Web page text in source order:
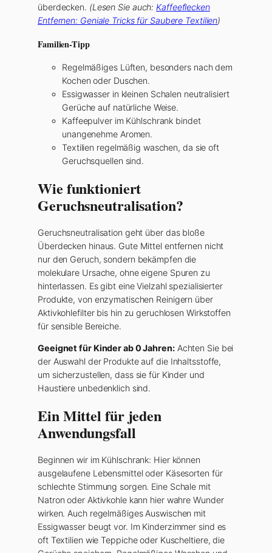
überdecken. (Lesen Sie auch: Kaffeeflecken
Entfernen: Geniale Tricks für Saubere Textilien)
Familien-Tipp
Regelmäßiges Lüften, besonders nach dem
Kochen oder Duschen.
Essigwasser in kleinen Schalen neutralisiert
Gerüche auf natürliche Weise.
Kaffeepulver im Kühlschrank bindet
unangenehme Aromen.
Textilien regelmäßig waschen, da sie oft
Geruchsquellen sind.
Wie funktioniert
Geruchsneutralisation?
Geruchsneutralisation geht über das bloße
Überdecken hinaus. Gute Mittel entfernen nicht
nur den Geruch, sondern bekämpfen die
molekulare Ursache, ohne eigene Spuren zu
hinterlassen. Es gibt eine Vielzahl spezialisierter
Produkte, von enzymatischen Reinigern über
Aktivkohlefilter bis hin zu geruchlosen Wirkstoffen
für sensible Bereiche.
Geeignet für Kinder ab 0 Jahren:Achten Sie bei
der Auswahl der Produkte auf die Inhaltsstoffe,
um sicherzustellen, dass sie für Kinder und
Haustiere unbedenklich sind.
Ein Mittel für jeden
Anwendungsfall
Beginnen wir im Kühlschrank: Hier können
ausgelaufene Lebensmittel oder Käsesorten für
schlechte Stimmung sorgen. Eine Schale mit
Natron oder Aktivkohle kann hier wahre Wunder
wirken. Auch regelmäßiges Auswischen mit
Essigwasser beugt vor. Im Kinderzimmer sind es
oft Textilien wie Teppiche oder Kuscheltiere, die